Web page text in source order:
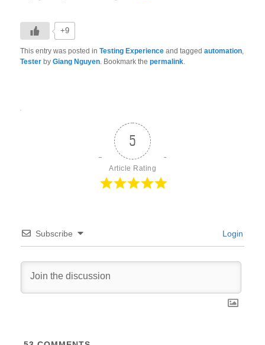
+9
This entry was posted inTesting Experience and taggedautomation
Tester byGiang Nguyen . Bookmark thepermalink
5
Article Rating
Subscribe Login